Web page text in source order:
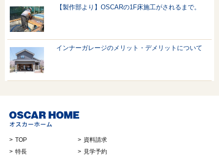
【製作部より】OSCARの1F床施工がされるまで。
インナーガレージのメリット・デメリットについて
TOP
特長
資料請求
見学予約